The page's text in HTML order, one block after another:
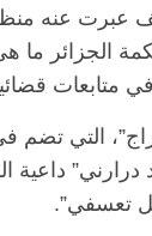
عبرت عنه
الجزائر
متابعات
التي تضم
داعية
تعسفي”.